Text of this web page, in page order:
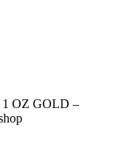
1 OZ GOLD –